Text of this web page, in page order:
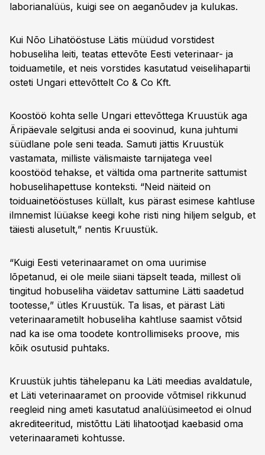
laborianalüüs, kuigi see on aeganõudev ja kulukas.
Kui Nõo Lihatööstuse Lätis müüdud vorstidest
hobuseliha leiti, teatas ettevõte Eesti veterinaar- ja
toiduametile, et neis vorstides kasutatud veiselihapartii
osteti Ungari ettevõttelt Co & Co Kft.
Koostöö kohta selle Ungari ettevõttega Kruustük aga
Äripäevale selgitusi anda ei soovinud, kuna juhtumi
süüdlane pole seni teada. Samuti jättis Kruustük
vastamata, milliste välismaiste tarnijatega veel
koostööd tehakse, et vältida oma partnerite sattumist
hobuselihapettuse konteksti. “Neid näiteid on
toiduainetööstuses küllalt, kus pärast esimese kahtluse
ilmnemist lüüakse keegi kohe risti ning hiljem selgub, et
täiesti alusetult,” nentis Kruustük.
“Kuigi Eesti veterinaaramet on oma uurimise
lõpetanud, ei ole meile siiani täpselt teada, millest oli
tingitud hobuseliha väidetav sattumine Lätti saadetud
tootesse,” ütles Kruustük. Ta lisas, et pärast Läti
veterinaarametilt hobuseliha kahtluse saamist võtsid
nad ka ise oma toodete kontrollimiseks proove, mis
kõik osutusid puhtaks.
Kruustük juhtis tähelepanu ka Läti meedias avaldatule,
et Läti veterinaaramet on proovide võtmisel rikkunud
reegleid ning ameti kasutatud analüüsimeetod ei olnud
akrediteeritud, mistõttu Läti lihatootjad kaebasid oma
veterinaarameti kohtusse.